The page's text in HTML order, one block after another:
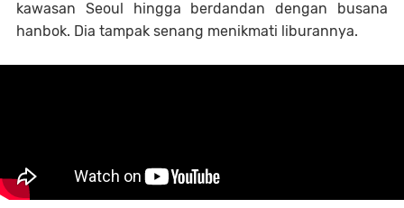
kawasan Seoul hingga berdandan dengan busana
hanbok. Dia tampak senang menikmati liburannya.